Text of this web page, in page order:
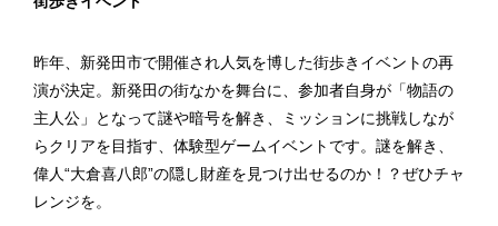
昨年、新発田市で開催され人気を博した街歩きイベントの再
演が決定。新発田の街なかを舞台に、参加者自身が「物語の
主人公」となって謎や暗号を解き、ミッションに挑戦しなが
らクリアを目指す、体験型ゲームイベントです。謎を解き、
偉人“大倉喜八郎”の隠し財産を見つけ出せるのか！？ぜひチャ
レンジを。